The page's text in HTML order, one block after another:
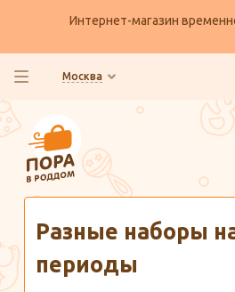
Интернет-магазин
Москва
Разные наборы
периоды